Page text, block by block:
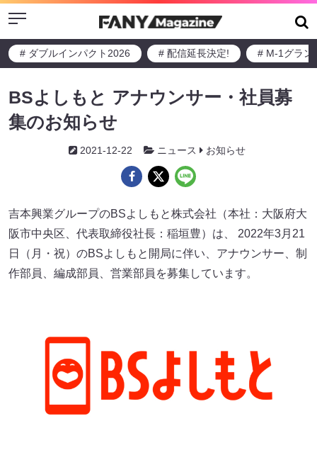
Menu
# ダブルインパクト2026 # 配信延長決定! # M-1グラン
BSよしもと アナウンサー・社員募
集のお知らせ
2021-12-22 ニュース お知らせ
吉本興業グループのBSよしもと株式会社（本社：大阪府大
阪市中央区、代表取締役社長：稲垣豊）は、 2022年3月21
日（月・祝）のBSよしもと開局に伴い、アナウンサー、制
作部員、編成部員、営業部員を募集しています。